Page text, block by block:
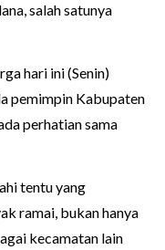
salah satunya
hari ini (Senin)
pemimpin Kabupaten
perhatian sama
tentu yang
ramai, bukan hanya
kecamatan lain